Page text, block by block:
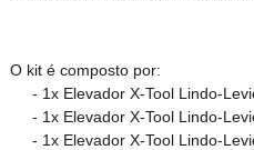
O kit é composto por:
- 1x Elevador X-Tool Lindo-
- 1x Elevador X-Tool Lindo-
- 1x Elevador X-Tool Lindo-